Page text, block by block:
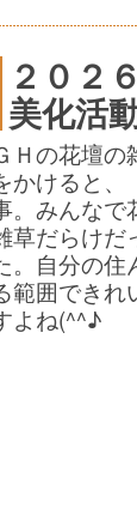
２０２
美化活
Ｈの花壇
かけると、
。みんなで
草だらけだ
。自分の住
範囲できれ
よね(^^♪